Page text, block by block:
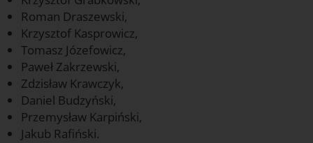
Roman Draszewski,
Krzysztof Kasprowicz,
Tomasz Józefowicz,
Paweł Zakrzewski,
Zdzisław Krawczyk,
Daniel Budzyński,
Przemysław Karpiński,
Jakub Rafiński.